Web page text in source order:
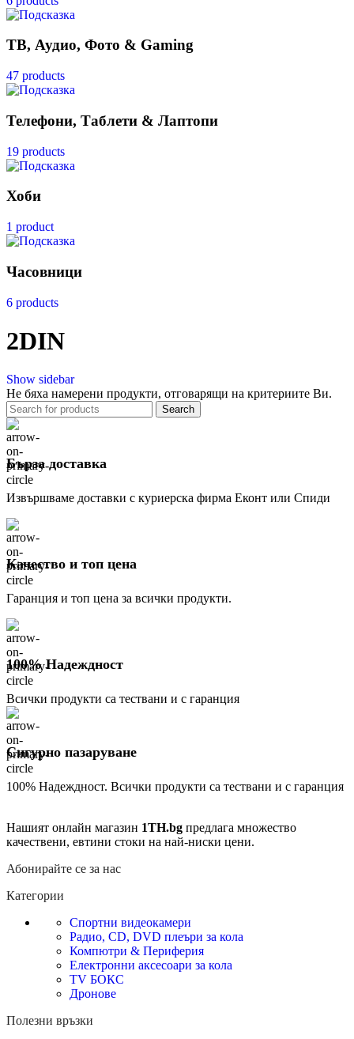
ТВ, Аудио, Фото & Gaming
47 products
Телефони, Таблети & Лаптопи
19 products
Хоби
1 product
Часовници
6 products
2DIN
Show sidebar
Не бяха намерени продукти, отговарящи на критериите Ви.
Search
Бърза доставка
Извършваме доставки с куриерска фирма Еконт или Спиди
Качество и топ цена
Гаранция и топ цена за всички продукти.
100% Надеждност
Всички продукти са тествани и с гаранция
Сигурно пазаруване
100% Надеждност. Всички продукти са тествани и с гаранция
Нашият онлайн магазин 1TH.bg предлага множество
качествени, евтини стоки на най-ниски цени.
Абонирайте се за нас
Категории
Спортни видеокамери
Радио, CD, DVD плеъри за кола
Компютри & Периферия
Електронни аксесоари за кола
TV БОКС
Дронове
Полезни връзки